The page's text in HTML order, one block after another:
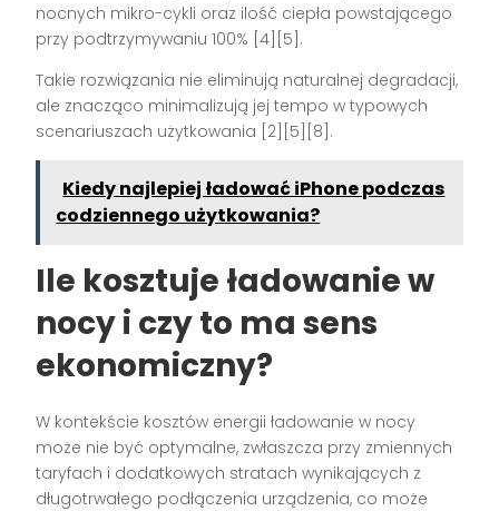
nocnych mikro-cykli oraz ilość ciepła powstającego
przy podtrzymywaniu 100% [4][5].
Takie rozwiązania nie eliminują naturalnej degradacji,
ale znacząco minimalizują jej tempo w typowych
scenariuszach użytkowania [2][5][8].
Kiedy najlepiej ładować iPhone podczas
codziennego użytkowania?
Ile kosztuje ładowanie w
nocy i czy to ma sens
ekonomiczny?
W kontekście kosztów energii ładowanie w nocy
może nie być optymalne, zwłaszcza przy zmiennych
taryfach i dodatkowych stratach wynikających z
długotrwałego podłączenia urządzenia, co może